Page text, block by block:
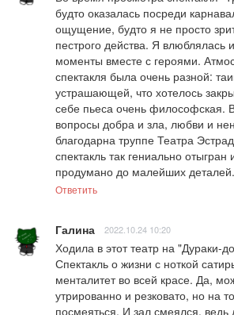
будто оказалась посреди
ощущение, будто я не просто
пестрого действа. Я влюблялась
моменты вместе с героями.
спектакля была очень разной:
устрашающей, что хотелось
себе пьеса очень философская.
вопросы добра и зла, любви и
благодарна труппе Театра
спектакль так гениально
продумано до малейших деталей.
Ответить
Галина 2022.10.24 10:20
Ходила в этот театр на "Дураки-
Спектакль о жизни с ноткой
менталитет во всей красе. Да,
утрированно и резковато, но на
посмеяться. И зал смеялся, ведь